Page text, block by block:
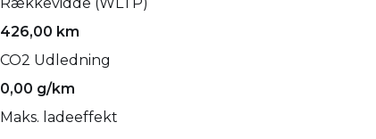
426,00 km
CO2 Udledning
0,00 g/km
Maks. ladeeffekt